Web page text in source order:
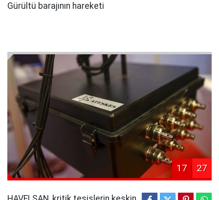
Gürültü barajının hareketi
17 27